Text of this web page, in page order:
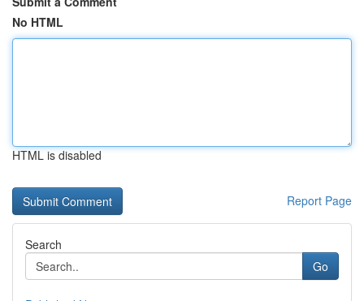
No HTML
HTML is disabled
Report Page
Search
Go